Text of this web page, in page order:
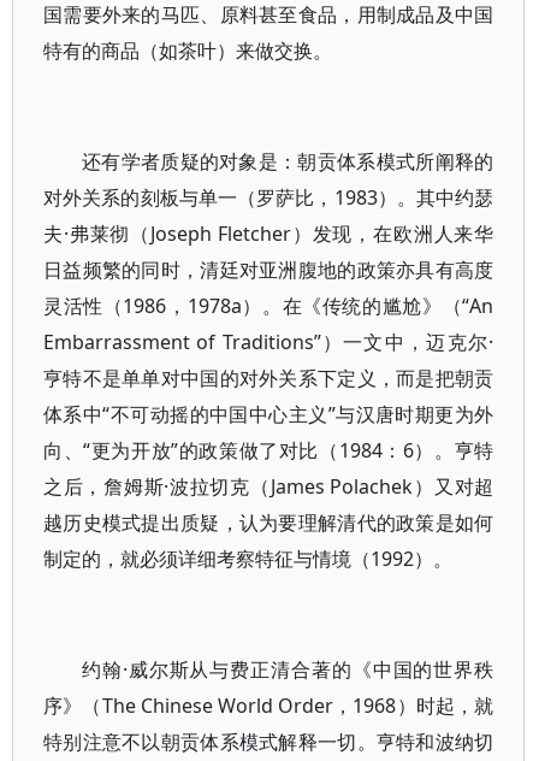
国需要外来的马匹、原料甚至食品，用制成品及中国
特有的商品（如茶叶）来做交换。
还有学者质疑的对象是：朝贡体系模式所阐释的
对外关系的刻板与单一（罗萨比，1983）。其中约瑟
夫·弗莱彻（Joseph Fletcher）发现，在欧洲人来华
日益频繁的同时，清廷对亚洲腹地的政策亦具有高度
灵活性（1986，1978a）。在《传统的尴尬》（“An
Embarrassment of Traditions”）一文中，迈克尔·
亨特不是单单对中国的对外关系下定义，而是把朝贡
体系中“不可动摇的中国中心主义”与汉唐时期更为外
向、“更为开放”的政策做了对比（1984：6）。亨特
之后，詹姆斯·波拉切克（James Polachek）又对超
越历史模式提出质疑，认为要理解清代的政策是如何
制定的，就必须详细考察特征与情境（1992）。
约翰·威尔斯从与费正清合著的《中国的世界秩
序》（The Chinese World Order，1968）时起，就
特别注意不以朝贡体系模式解释一切。亨特和波纳切